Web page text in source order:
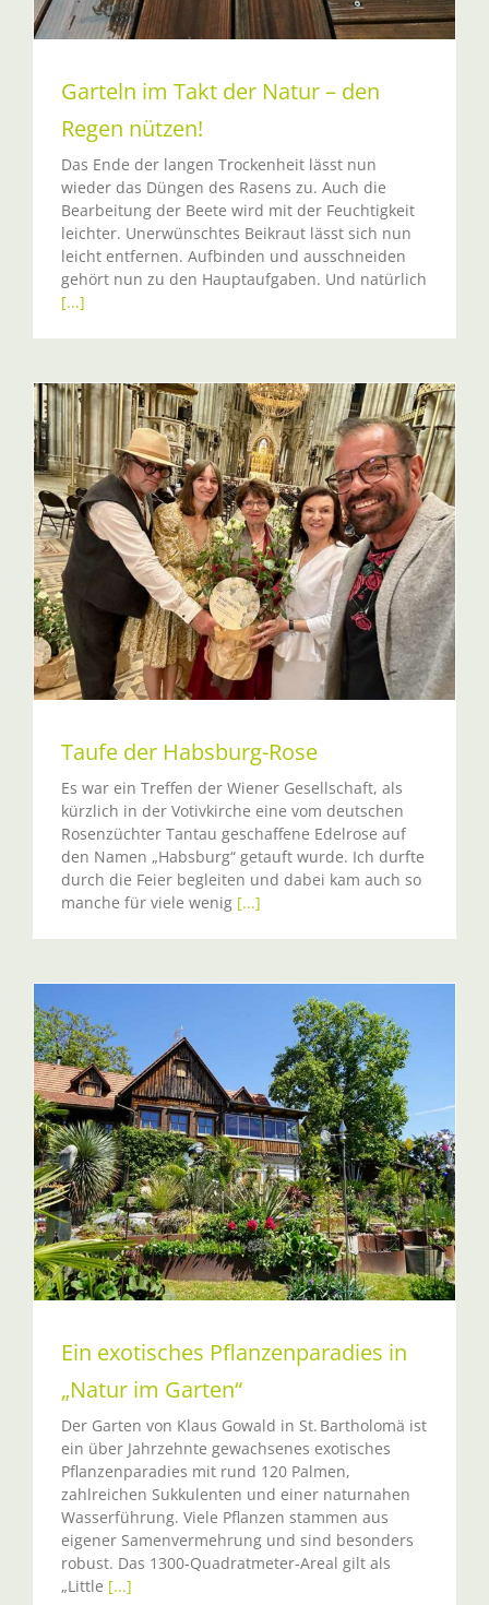
Garteln im Takt der Natur – den
Regen nützen!
Das Ende der langen Trockenheit lässt nun
wieder das Düngen des Rasens zu. Auch die
Bearbeitung der Beete wird mit der Feuchtigkeit
leichter. Unerwünschtes Beikraut lässt sich nun
leicht entfernen. Aufbinden und ausschneiden
gehört nun zu den Hauptaufgaben. Und natürlich
[...]
Taufe der Habsburg-Rose
Es war ein Treffen der Wiener Gesellschaft, als
kürzlich in der Votivkirche eine vom deutschen
Rosenzüchter Tantau geschaffene Edelrose auf
den Namen „Habsburg“ getauft wurde. Ich durfte
durch die Feier begleiten und dabei kam auch so
manche für viele wenig [...]
Ein exotisches Pflanzenparadies in
„Natur im Garten“
Der Garten von Klaus Gowald in St. Bartholomä ist
ein über Jahrzehnte gewachsenes exotisches
Pflanzenparadies mit rund 120 Palmen,
zahlreichen Sukkulenten und einer naturnahen
Wasserführung. Viele Pflanzen stammen aus
eigener Samenvermehrung und sind besonders
robust. Das 1300‑Quadratmeter-Areal gilt als
„Little [...]